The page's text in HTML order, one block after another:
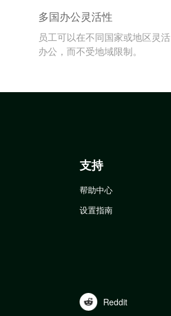
多国办公灵活性
员工可以在不同国家或地区灵活
办公，而不受地域限制。
支持
帮助中心
设置指南
Reddit